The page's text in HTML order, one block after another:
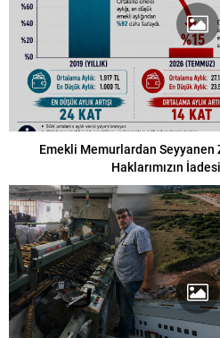
Emekli Memurlardan Seyyanen
Haklarımızın